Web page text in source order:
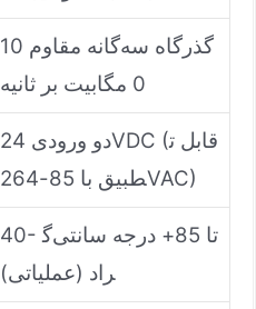
گذرگاه سه‌گانه مقاوم 10
0 مگابیت بر ثانیه
دو ورودی 24VDC (قابل ت
طبیق با 85-264VAC)
40- تا 85+ درجه سانتی‌گ
راد (عملیاتی)